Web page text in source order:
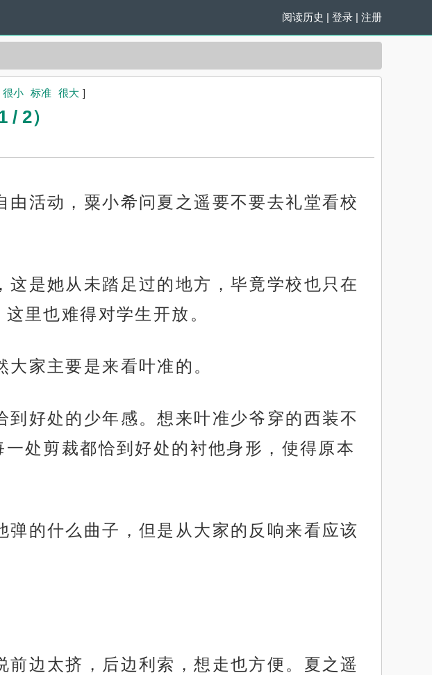
阅读历史 | 登录 | 注册
很小 标准 很大 ]
2）
活动，粟小希问夏之遥要不要去礼堂看校
是她从未踏足过的地方，毕竟学校也只在
里也难得对学生开放。
家主要是来看叶准的。
好处的少年感。想来叶准少爷穿的西装不
处剪裁都恰到好处的衬他身形，使得原本
的什么曲子，但是从大家的反响来看应该
边太挤，后边利索，想走也方便。夏之遥